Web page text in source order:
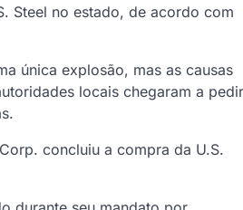
Steel no estado, de acordo com
única explosão, mas as causas
locais chegaram a pedir
concluiu a compra da U.S.